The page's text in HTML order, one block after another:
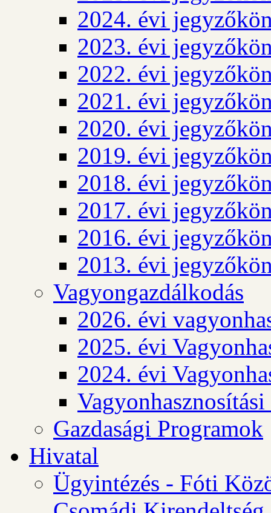
2024. évi
2023. évi
2022. évi
2021. évi
2020. évi
2019. évi
2018. évi
2017. évi
2016. évi
2013. évi
Vagyongazdálkodás
2026. évi
2025. évi
2024. évi
Gazdasági Programok
Hivatal
Ügyintézés - Fóti